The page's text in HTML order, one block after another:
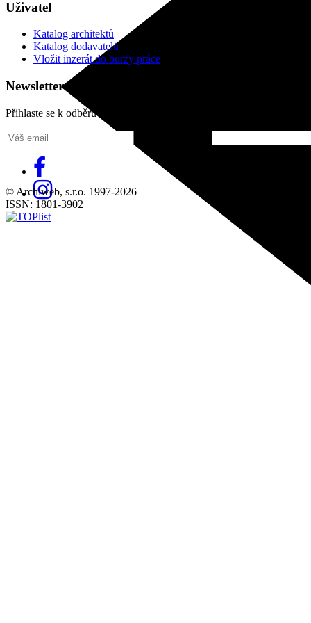
Uživatel
Katalog architektů
Katalog dodavatelů
Vložit inzerát do burzy práce
Newsletter
Přihlaste se k odběru našeho pravidelného týdenního newsletteru:
© Archiweb, s.r.o. 1997-2026
ISSN: 1801-3902